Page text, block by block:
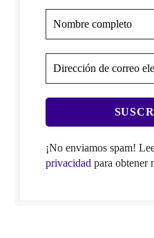
¡No enviamos spam!
privacidad para obtener